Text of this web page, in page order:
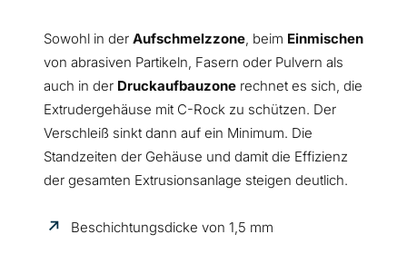
Sowohl in der Aufschmelzzone , beim Einmischen
von abrasiven Partikeln, Fasern oder Pulvern als
auch in der Druckaufbauzone rechnet es sich, die
Extrudergehäuse mit C-Rock zu schützen. Der
Verschleiß sinkt dann auf ein Minimum. Die
Standzeiten der Gehäuse und damit die Effizienz
der gesamten Extrusionsanlage steigen deutlich.
Beschichtungsdicke von 1,5 mm